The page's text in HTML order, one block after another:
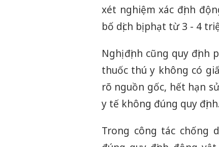
xét nghiệm xác định
bố dịch bị phạt từ 3 - 4
Nghị định cũng quy
thuốc thú y không có
rõ nguồn gốc, hết hạn
y tế không đúng quy định.
Trong công tác chống